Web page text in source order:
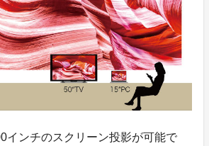
インチのスクリーン投影が可能で